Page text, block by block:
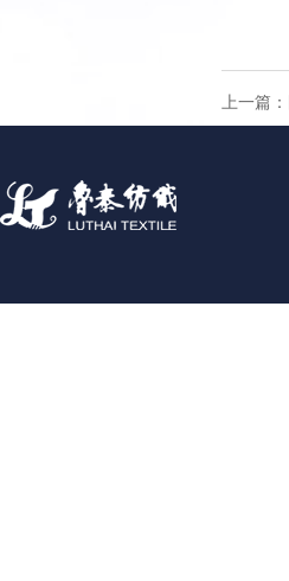
上一篇：